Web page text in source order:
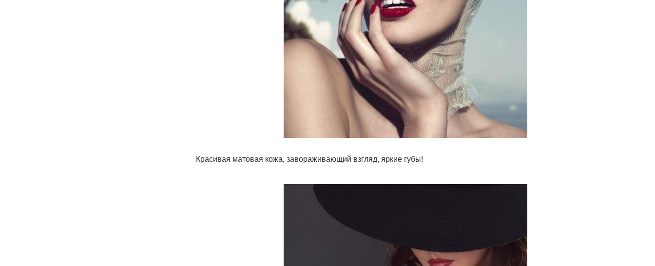
Красивая матовая кожа, завораживающий взгляд, яркие губы!